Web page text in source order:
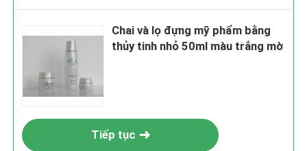
Chai và lọ đựng mỹ phẩm bằng
thủy tinh nhỏ 50ml màu trắng mờ
Tiếp tục